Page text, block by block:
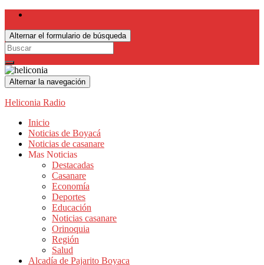
Alternar el formulario de búsqueda
Search
for:
Alternar la navegación
Heliconia Radio
Inicio
Noticias de Boyacá
Noticias de casanare
Mas Noticias
Destacadas
Casanare
Economía
Deportes
Educación
Noticias casanare
Orinoquia
Región
Salud
Alcadía de Pajarito Boyaca